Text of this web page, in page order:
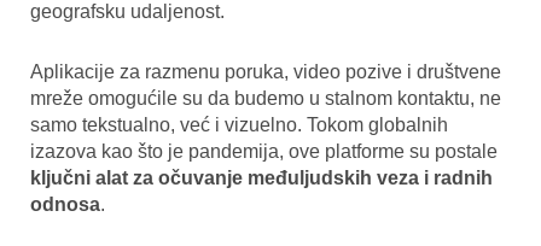
geografsku udaljenost.
Aplikacije za razmenu poruka, video pozive i društvene
mreže omogućile su da budemo u stalnom kontaktu, ne
samo tekstualno, već i vizuelno. Tokom globalnih
izazova kao što je pandemija, ove platforme su postale
ključni alat za očuvanje međuljudskih veza i radnih
odnosa.